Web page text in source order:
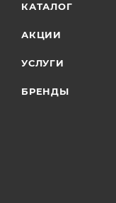
КАТАЛОГ
АКЦИИ
УСЛУГИ
БРЕНДЫ